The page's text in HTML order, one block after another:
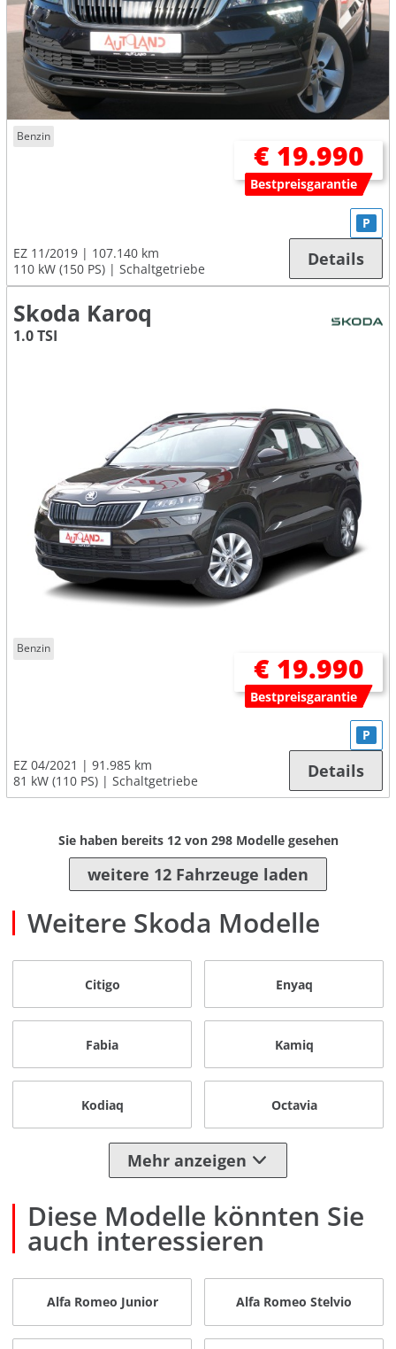
Benzin
€ 19.990
Bestpreisgarantie
EZ 11/2019
107.140 km
110 kW (150 PS)
Schaltgetriebe
P
Details
Skoda Karoq
1.0 TSI
Benzin
€ 19.990
Bestpreisgarantie
EZ 04/2021
91.985 km
81 kW (110 PS)
Schaltgetriebe
P
Details
Sie haben bereits 12von 298Modelle gesehen
weitere 12 Fahrzeuge laden
Weitere Skoda Modelle
Citigo Enyaq
Fabia Kamiq
Kodiaq Octavia
Mehr anzeigen
Diese Modelle könnten Sie
auch interessieren
Alfa Romeo Junior Alfa Romeo Stelvio